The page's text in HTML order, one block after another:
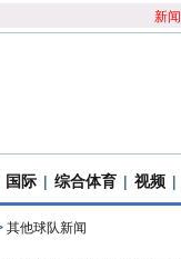
新闻
国际 | 综合体育 | 视频 |
其他球队新闻